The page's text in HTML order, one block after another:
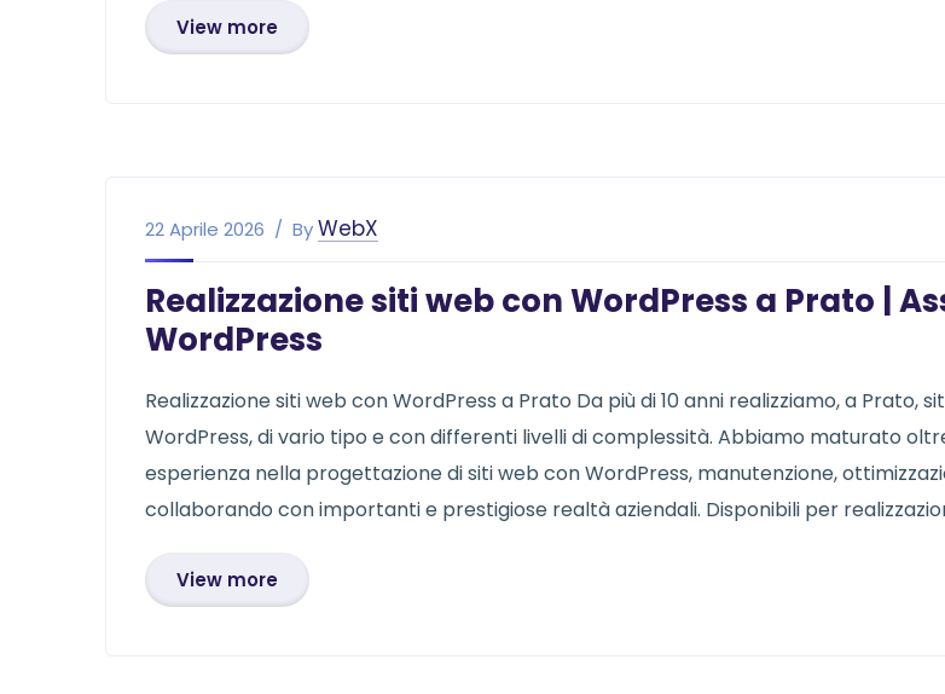
View more
22 Aprile 2026 ByWebX
Realizzazione siti web con WordPress a Prato |
WordPress
Realizzazione siti web con WordPress a Prato Da più di 10 anni realizziamo, a Prato,
WordPress, di vario tipo e con differenti livelli di complessità. Abbiamo maturato
esperienza nella progettazione di siti web con WordPress, manutenzione,
collaborando con importanti e prestigiose realtà aziendali. Disponibili per
View more